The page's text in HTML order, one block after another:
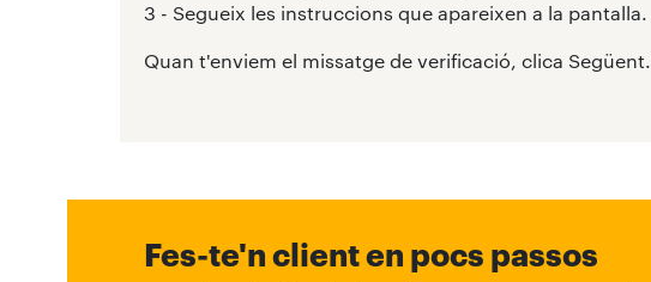
3 - Segueix les instruccions que apareixen a la pantalla.
Quan t'enviem el missatge de verificació, clica Següent.
Fes-te'n client en pocs passos